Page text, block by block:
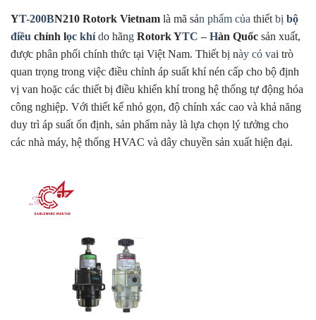
YT-200BN210 Rotork Vietnam là mã sản phẩm của thiết bị bộ
điều chỉnh lọc khído hãng Rotork YTC – Hàn Quốc sản xuất,
được phân phối chính thức tại Việt Nam. Thiết bị này có vai trò
quan trọng trong việc điều chỉnh áp suất khí nén cấp cho bộ định
vị van hoặc các thiết bị điều khiển khí trong hệ thống tự động hóa
công nghiệp. Với thiết kế nhỏ gọn, độ chính xác cao và khả năng
duy trì áp suất ổn định, sản phẩm này là lựa chọn lý tưởng cho
các nhà máy, hệ thống HVAC và dây chuyền sản xuất hiện đại.